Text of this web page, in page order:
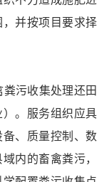
并按项目要求择
污收集处理还田
。服务组织应具
、质量控制、数
内的畜禽粪污，